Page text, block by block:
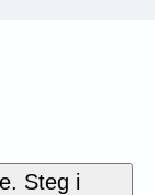
Steg i